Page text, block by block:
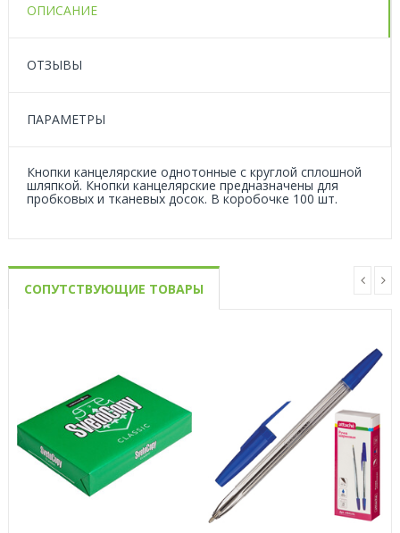
ОПИСАНИЕ
ОТЗЫВЫ
ПАРАМЕТРЫ
Кнопки канцелярские однотонные с круглой сплошной
шляпкой. Кнопки канцелярские предназначены для
пробковых и тканевых досок. В коробочке 100 шт.
СОПУТСТВУЮЩИЕ ТОВАРЫ